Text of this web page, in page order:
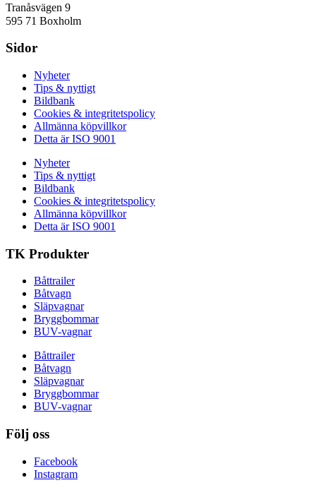
Tranåsvägen 9
595 71 Boxholm
Sidor
Nyheter
Tips & nyttigt
Bildbank
Cookies & integritetspolicy
Allmänna köpvillkor
Detta är ISO 9001
Nyheter
Tips & nyttigt
Bildbank
Cookies & integritetspolicy
Allmänna köpvillkor
Detta är ISO 9001
TK Produkter
Båttrailer
Båtvagn
Släpvagnar
Bryggbommar
BUV-vagnar
Båttrailer
Båtvagn
Släpvagnar
Bryggbommar
BUV-vagnar
Följ oss
Facebook
Instagram